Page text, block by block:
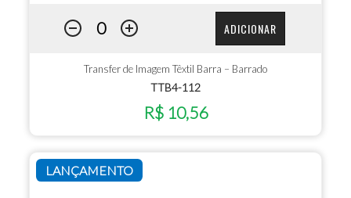
ADICIONAR
Transfer de Imagem Têxtil Barra – Barrado
TTB4-112
R$ 10,56
LANÇAMENTO